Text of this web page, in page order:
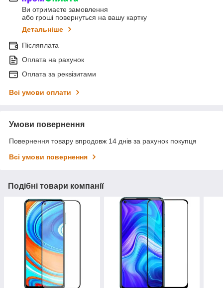
Ви отримаєте замовлення
або гроші повернуться на вашу картку
Детальніше
Післяплата
Оплата на рахунок
Оплата за реквізитами
Всі умови оплати
Умови повернення
Повернення товару впродовж 14 днів за рахунок покупця
Всі умови повернення
Подібні товари компанії